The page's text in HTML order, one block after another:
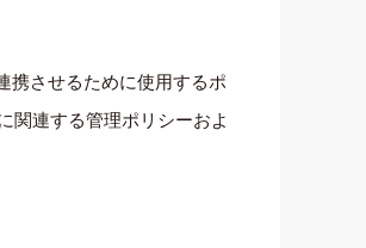
携させるために使用するポ
関連する管理ポリシーおよ